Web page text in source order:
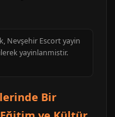
Nevşehir Escort yayin
yayinlanmistir.
Bir